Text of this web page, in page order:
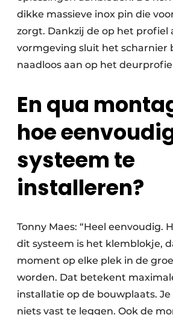
dikke massieve inox pin die
zorgt. Dankzij de op het profiel
vormgeving sluit het scharnier
naadloos aan op het
En qua
hoe
systeem te
installeren?
Tonny Maes: “Heel eenvoudig.
dit systeem is het klemblokje,
moment op elke plek in de
worden. Dat betekent
installatie op de bouwplaats.
niets vast te leggen. Ook de